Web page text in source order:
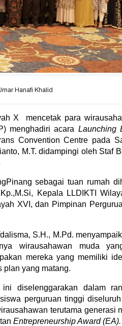
Hanafi Khalid
X mencetak para
menghadiri acara Launching
Convention Centre pada
M.T. didampingi oleh Staf
sebagai tuan rumah
Kepala LLDIKTI
XVI, dan Pimpinan
S.H., M.Pd.
wirausahawan muda
mereka yang memiliki
plan yang matang.
diselenggarakan dalam
perguruan tinggi
terutama generasi
Entrepreneurship Award (EA).